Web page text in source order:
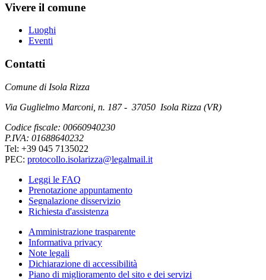
Vivere il comune
Luoghi
Eventi
Contatti
Comune di Isola Rizza
Via Guglielmo Marconi, n. 187 - 37050 Isola Rizza (VR)
Codice fiscale: 00660940230
P.IVA: 01688640232
Tel: +39 045 7135022
PEC: protocollo.isolarizza@legalmail.it
Leggi le FAQ
Prenotazione appuntamento
Segnalazione disservizio
Richiesta d'assistenza
Amministrazione trasparente
Informativa privacy
Note legali
Dichiarazione di accessibilità
Piano di miglioramento del sito e dei servizi